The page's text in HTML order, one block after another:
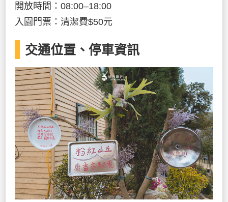
開放時間：08:00–18:00
入園門票：清潔費$50元
交通位置、停車資訊